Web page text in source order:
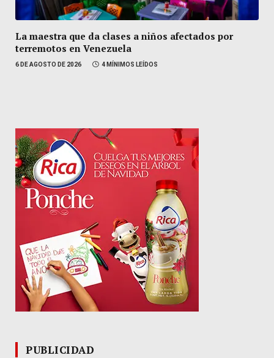
La maestra que da clases a niños afectados por
terremotos en Venezuela
6 DE AGOSTO DE 2026 4 MÍNIMOS LEÍDOS
PUBLICIDAD